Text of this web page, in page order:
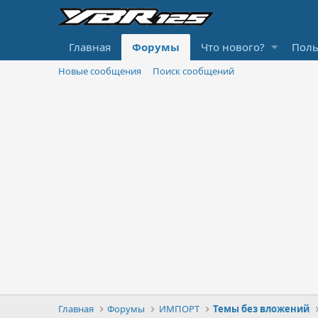
Главная Форумы Что нового?
Новые сообщения Поиск сообщений
Главная Форумы ИМПОРТ Темы без вложений